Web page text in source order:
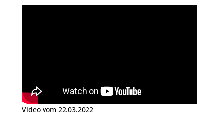
Video vom 22.03.2022